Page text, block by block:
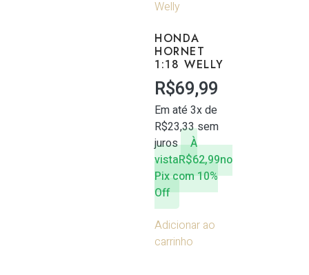
HONDA
HORNET
1:18 WELLY
R$69,99
Em até 3x de
R$23,33sem
juros
À
vistaR$62,99no
Pix com 10%
Off
Adicionar ao
carrinho